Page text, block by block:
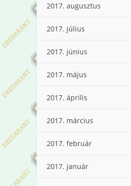
2017. augusztus
2017. július
2017. június
2017. május
2017. április
2017. március
2017. február
2017. január